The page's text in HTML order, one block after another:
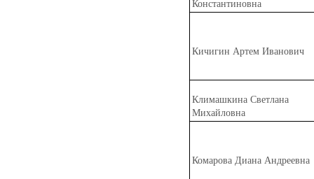
Константиновна
Кичигин Артем Иванович
Климашкина Светлана
Михайловна
Комарова Диана Андреевна